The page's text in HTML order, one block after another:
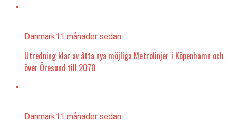
Danmark11 månader sedan
Utredning klar av åtta nya möjliga Metrolinjer i Köpenhamn och
över Öresund till 2070
Danmark11 månader sedan